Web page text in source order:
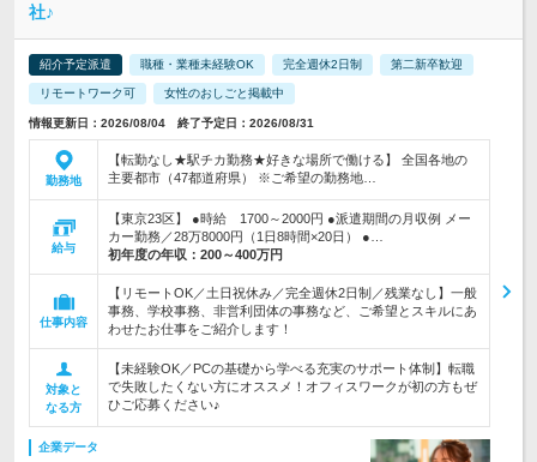
社♪
紹介予定派遣 職種・業種未経験OK 完全週休2日制 第二新卒歓迎
リモートワーク可 女性のおしごと掲載中
情報更新日：2026/08/04 終了予定日：2026/08/31
勤務地
【転勤なし★駅チカ勤務★好きな場所で働ける】 全国各地の
主要都市（47都道府県） ※ご希望の勤務地…
給与
【東京23区】 ●時給 1700～2000円 ●派遣期間の月収例 メー
カー勤務／28万8000円（1日8時間×20日） ●…
初年度の年収： 200～400万円
仕事内容
【リモートOK／土日祝休み／完全週休2日制／残業なし】一般
事務、学校事務、非営利団体の事務など、ご希望とスキルにあ
わせたお仕事をご紹介します！
対象と
なる方
【未経験OK／PCの基礎から学べる充実のサポート体制】転職
で失敗したくない方にオススメ！オフィスワークが初の方もぜ
ひご応募ください♪
企業データ